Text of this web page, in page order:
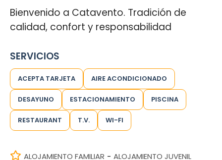
Bienvenido a Catavento. Tradición de
calidad, confort y responsabilidad
SERVICIOS
ACEPTA TARJETA AIRE ACONDICIONADO
DESAYUNO ESTACIONAMIENTO PISCINA
RESTAURANT T.V. WI-FI
ALOJAMIENTO FAMILIAR - ALOJAMIENTO JUVENIL